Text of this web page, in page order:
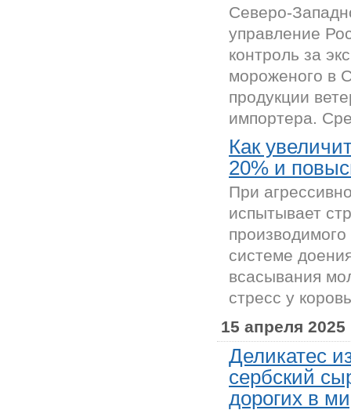
Северо-
управление
контроль за
мороженого в
продукции
импортера.
Как
20% и
При
испытывает
системе
всасывания
стресс у
15 апреля 2025
Деликатес
сербский
дорогих в